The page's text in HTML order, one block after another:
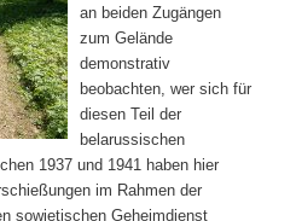
an beiden Zugängen
zum Gelände
demonstrativ
beobachten, wer sich für
diesen Teil der
belarussischen
1937 und 1941 haben hier
im Rahmen der
sowjetischen Geheimdienst